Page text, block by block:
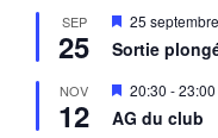
a
n
t
n
a
a
n
t
SEP
25
M
s
n
a
25
Sortie
NOV
12
M
i
s
20:30 -23:00
AG du club